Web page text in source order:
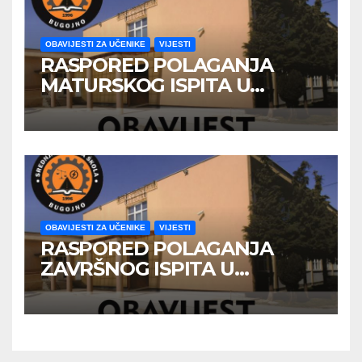
OBAVIJESTI ZA UČENIKE VIJESTI
RASPORED POLAGANJA
MATURSKOG ISPITA U
JUNSKOM ISPITNOM ROKU
OBAVIJESTI ZA UČENIKE VIJESTI
RASPORED POLAGANJA
ZAVRŠNOG ISPITA U
JUNSKOM ISPITNOM ROKU